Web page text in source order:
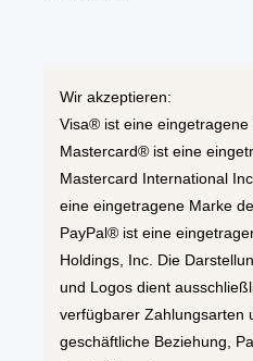
Wir akzeptieren:
Visa® ist eine eingetragene
Mastercard® ist eine
Mastercard International
eine eingetragene Marke
PayPal® ist eine
Holdings, Inc. Die
und Logos dient
verfügbarer Zahlungsarten
geschäftliche Beziehung,